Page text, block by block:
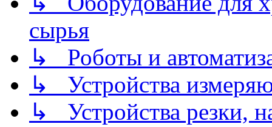
сырья
↳ Роботы и
↳ Устройства
↳ Устройства резки,